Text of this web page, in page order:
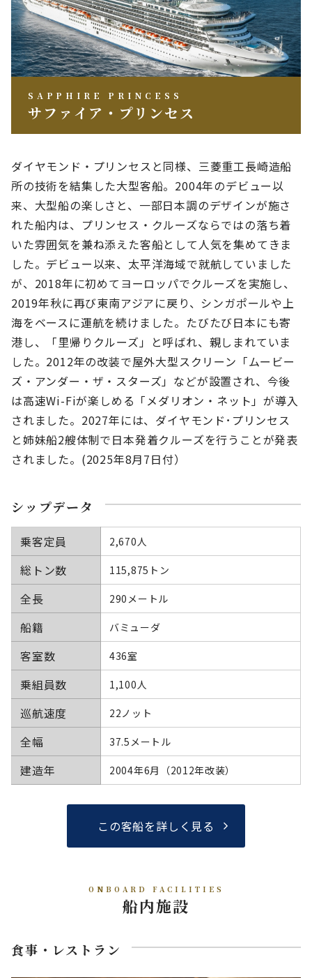
SAPPHIRE PRINCESS
サファイア・プリンセス
ダイヤモンド・プリンセスと同様、三菱重工長崎造船
所の技術を結集した大型客船。2004年のデビュー以
来、大型船の楽しさと、一部日本調のデザインが施さ
れた船内は、プリンセス・クルーズならではの落ち着
いた雰囲気を兼ね添えた客船として人気を集めてきま
した。デビュー以来、太平洋海域で就航していました
が、2018年に初めてヨーロッパでクルーズを実施し、
2019年秋に再び東南アジアに戻り、シンガポールや上
海をベースに運航を続けました。たびたび日本にも寄
港し、「里帰りクルーズ」と呼ばれ、親しまれていま
した。2012年の改装で屋外大型スクリーン「ムービー
ズ・アンダー・ザ・スターズ」などが設置され、今後
は高速Wi-Fiが楽しめる「メダリオン・ネット」が導入
されました。2027年には、ダイヤモンド･プリンセス
と姉妹船2艘体制で日本発着クルーズを行うことが発表
されました。(2025年8月7日付）
シップデータ
乗客定員 2,670人
総トン数 115,875トン
全長 290メートル
船籍 バミューダ
客室数 436室
乗組員数 1,100人
巡航速度 22ノット
全幅 37.5メートル
建造年 2004年6月（2012年改装）
この客船を詳しく見る
ONBOARD FACILITIES
船内施設
食事・レストラン